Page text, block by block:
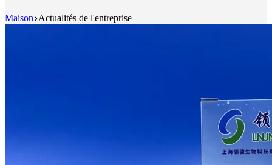
Maison Actualités de l'entreprise